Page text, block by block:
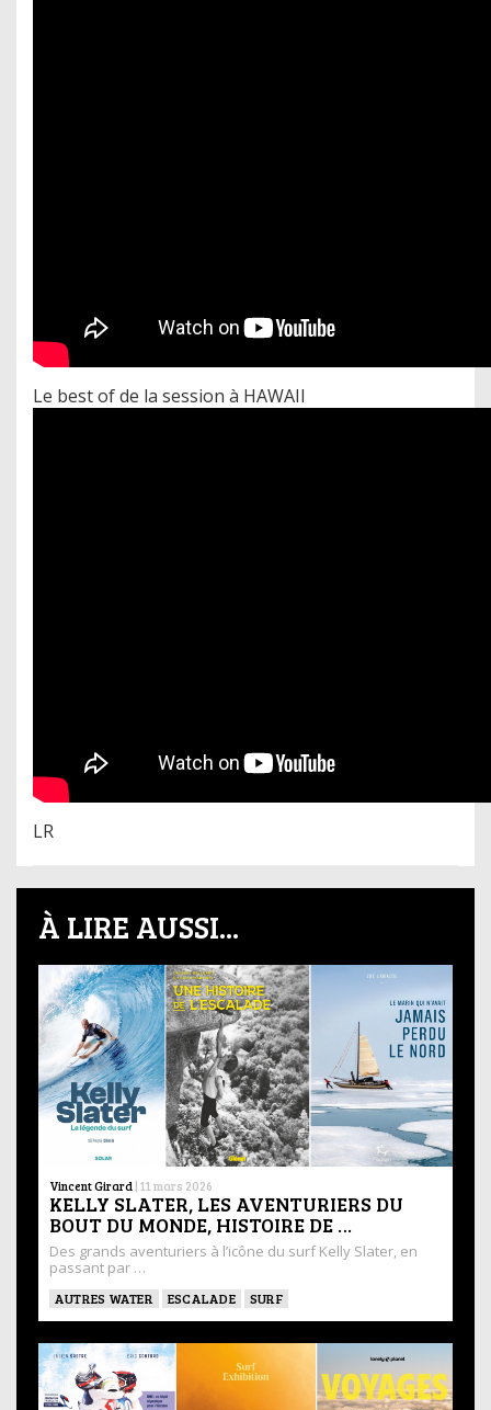
Le best of de la session à HAWAII
LR
À LIRE AUSSI...
Vincent Girard | 11 mars 2026
KELLY SLATER, LES AVENTURIERS DU
BOUT DU MONDE, HISTOIRE DE …
Des grands aventuriers à l’icône du surf Kelly Slater, en
passant par …
AUTRES WATER ESCALADE SURF